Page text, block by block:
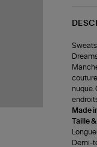
nuque.
Made
Taille
Demi-